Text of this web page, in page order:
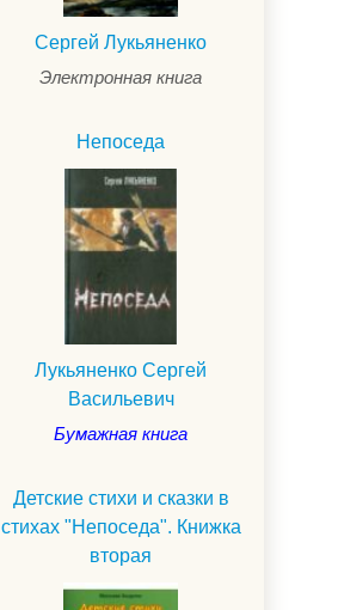
Сергей Лукьяненко
Электронная книга
Непоседа
Лукьяненко Сергей
Васильевич
Бумажная книга
Детские стихи и сказки в
стихах "Непоседа". Книжка
вторая